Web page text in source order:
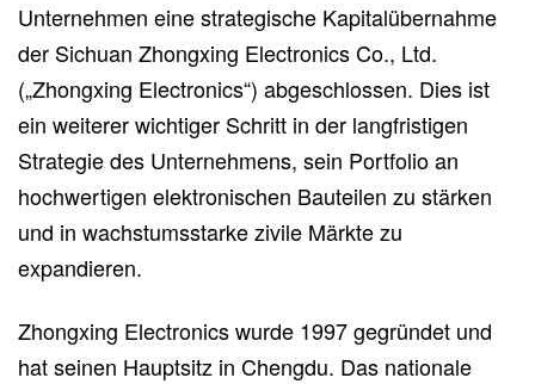
Unternehmen eine strategische Kapitalübernahme
der Sichuan Zhongxing Electronics Co., Ltd.
(„Zhongxing Electronics“) abgeschlossen. Dies ist
ein weiterer wichtiger Schritt in der langfristigen
Strategie des Unternehmens, sein Portfolio an
hochwertigen elektronischen Bauteilen zu stärken
und in wachstumsstarke zivile Märkte zu
expandieren.
Zhongxing Electronics wurde 1997 gegründet und
hat seinen Hauptsitz in Chengdu. Das nationale